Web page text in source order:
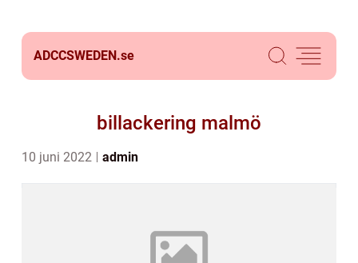
ADCCSWEDEN.se
billackering malmö
10 juni 2022 admin